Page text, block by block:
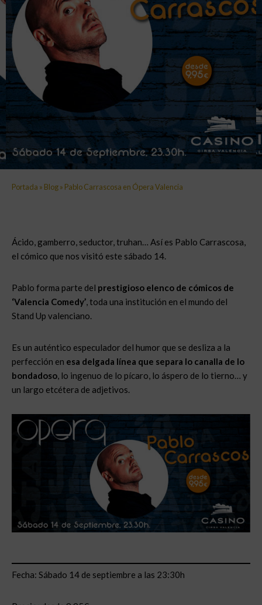
Portada » Blog» Pablo Carrascosa en Ópera Valencia
Ácido, gamberro, seductor, truhan… Así es Pablo Carrascosa,
el cómico que nos visitó este sábado 14.
Pablo forma parte del prestigioso elenco de cómicos de
‘Valencia Comedy’, toda una institución en el mundo del
Stand Up valenciano.
Es un auténtico especulador del humor que se desliza a la
perfección en esa delgada línea que separa lo canalla de lo
bondadoso, lo ingenuo de lo pícaro, lo áspero de lo tierno… y
un largo etcétera de adjetivos.
Fecha: Sábado 14 de septiembre a las 23:30h